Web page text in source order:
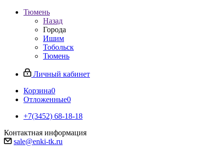
Тюмень
Назад
Города
Ишим
Тобольск
Тюмень
Личный кабинет
Корзина0
Отложенные0
+7(3452) 68-18-18
Контактная информация
sale@enki-tk.ru